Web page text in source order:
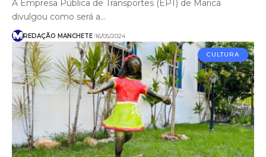
A Empresa Pública de Transportes (EPT) de Maricá
divulgou como será a…
REDAÇÃO MANCHETE 16/05/2024
CULTURA